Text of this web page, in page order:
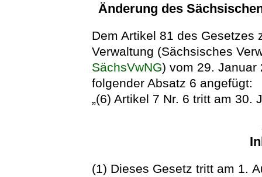
Änderung des
Dem Artikel 81 des Gesetzes
Verwaltung (Sächsisches
SächsVwNG) vom 29. Januar
folgender Absatz 6 angefügt:
„(6) Artikel 7 Nr. 6 tritt am 30.
(1) Dieses Gesetz tritt am 1.